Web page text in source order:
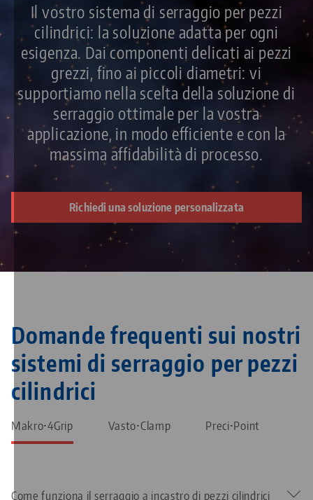
Il vostro sistema di serraggio per pezzi
cilindrici: la soluzione adatta per ogni
esigenza. Dai componenti delicati ai pezzi
grezzi, fino ai piccoli diametri: vi
supportiamo nella scelta della soluzione di
serraggio ottimale per la vostra
applicazione, in modo efficiente e con la
massima affidabilità di processo.
Richiedi una soluzione personalizzata
Domande frequenti sui nostri
sistemi di serraggio per pezzi
cilindrici
Makro•4Grip Vasto•Clamp Preci•Point
Come funziona il serraggio a incastro di pezzi cilindrici